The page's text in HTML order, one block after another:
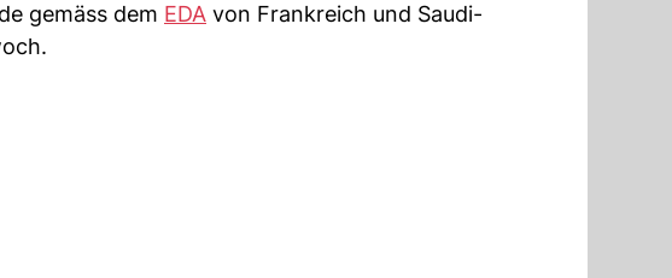
gemäss dem EDA von Frankreich und Saudi-